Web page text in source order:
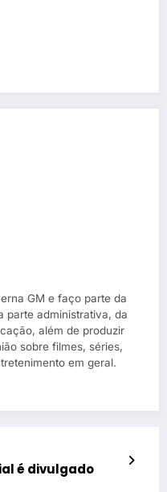
GM e faço parte da
parte administrativa, da
além de produzir
sobre filmes, séries,
em geral.
é divulgado